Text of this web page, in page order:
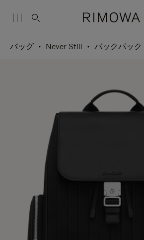
バッグ Never Still バックパック